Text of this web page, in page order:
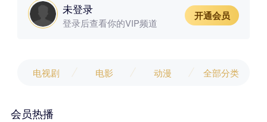
未登录
登录后查看你的VIP频道
开通会员
电视剧 电影 动漫 全部分类
会员热播